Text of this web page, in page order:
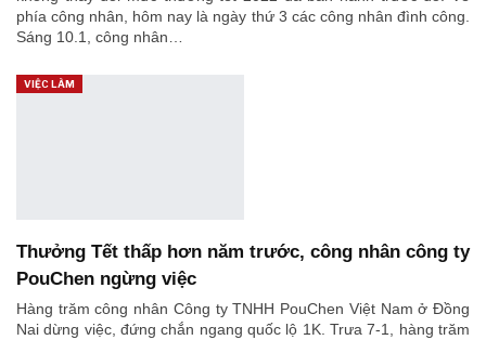
phía công nhân, hôm nay là ngày thứ 3 các công nhân đình công.
Sáng 10.1, công nhân…
VIỆC LÀM
Thưởng Tết thấp hơn năm trước, công nhân công ty
PouChen ngừng việc
Hàng trăm công nhân Công ty TNHH PouChen Việt Nam ở Đồng
Nai dừng việc, đứng chắn ngang quốc lộ 1K. Trưa 7-1, hàng trăm